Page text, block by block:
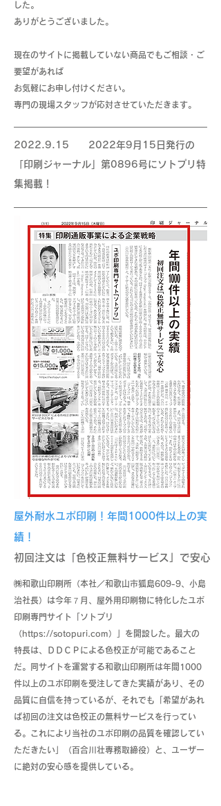
した。
ありがとうございました。
現在のサイトに掲載していない商品でもご相談・ご
要望があれば
お気軽にお申し付けください。
専門の現場スタッフが応対させていただきます。
2022.9.15 2022年9月15日発行の
「印刷ジャーナル」第0896号にソトプリ特
集掲載！
屋外耐水ユポ印刷！年間1000件以上の実
績！
初回注文は「色校正無料サービス」で安心
㈱和歌山印刷所（本社／和歌山市狐島609-9、小島
治社長）は今年７月、屋外用印刷物に特化したユポ
印刷専門サイト「ソトプリ
（https://sotopuri.com）」を開設した。最大の
特長は、ＤＤＣＰによる色校正が可能であること
だ。同サイトを運営する和歌山印刷所は年間1000
件以上のユポ印刷を受注してきた実績があり、その
品質に自信を持っているが、それでも「希望があれ
ば初回の注文は色校正の無料サービスを行ってい
る。これにより当社のユポ印刷の品質を確認してい
ただきたい」（百合川壮専務取締役）と、ユーザー
に絶対の安心感を提供している。